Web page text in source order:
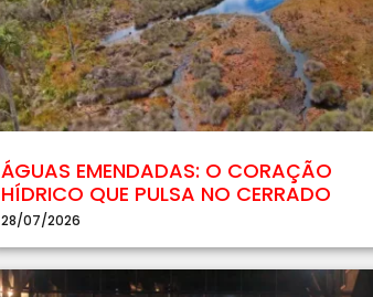
ÁGUAS EMENDADAS: O CORAÇÃO
HÍDRICO QUE PULSA NO CERRADO
28/07/2026